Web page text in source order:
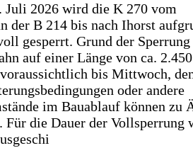
Juli 2026 wird die K 270 vom
der B 214 bis nach Ihorst
gesperrt. Grund der
auf einer Länge von ca.
bis Mittwoch,
oder andere
im Bauablauf können zu
Für die Dauer der Vollsperrung